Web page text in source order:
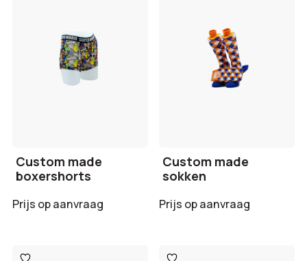
Custom made
boxershorts
Prijs op aanvraag
Custom made
sokken
Prijs op aanvraag
Toevoegen Toevoegen